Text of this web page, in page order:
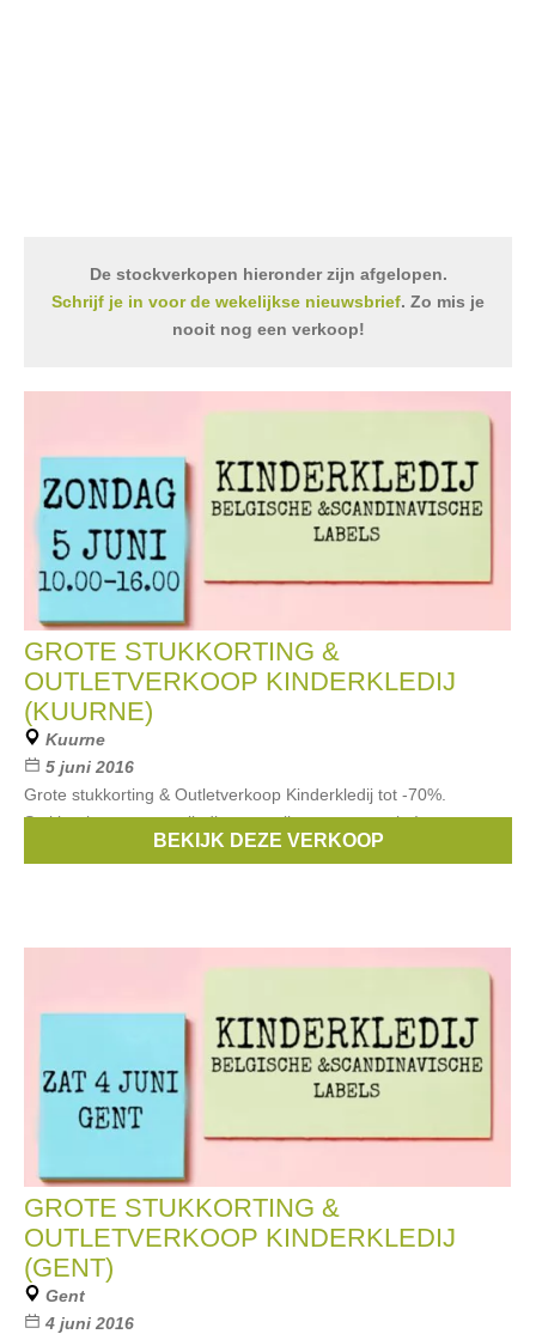
De stockverkopen hieronder zijn afgelopen.
Schrijf je in voor de wekelijkse nieuwsbrief. Zo mis je
nooit nog een verkoop!
GROTE STUKKORTING &
OUTLETVERKOOP KINDERKLEDIJ
(KUURNE)
Kuurne
5 juni 2016
Grote stukkorting & Outletverkoop Kinderkledij tot -70%.
Stukkorting op ons volledig magazijn zomer + outlet!
Mim-Pi,Someone,Smafolk,Duns
BEKIJK DEZE VERKOOP
GROTE STUKKORTING &
OUTLETVERKOOP KINDERKLEDIJ
(GENT)
Gent
4 juni 2016